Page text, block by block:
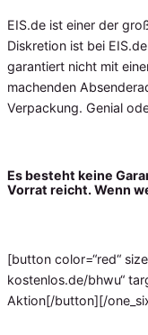
EIS.de ist einer der
Diskretion ist bei
garantiert nicht mit
machenden
Verpackung. Genial
Es besteht keine
Vorrat reicht. Wenn
[button color=“red“
kostenlos.de/bhwu“
Aktion[/button][/